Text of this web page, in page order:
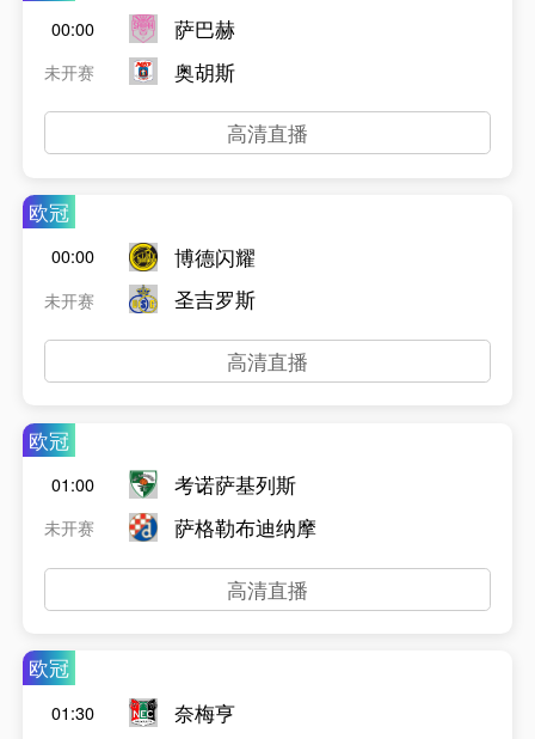
00:00
未开赛
萨巴赫
奥胡斯
高清直播
欧冠
00:00
未开赛
博德闪耀
圣吉罗斯
高清直播
欧冠
01:00
未开赛
考诺萨基列斯
萨格勒布迪纳摩
高清直播
欧冠
01:30
奈梅亨